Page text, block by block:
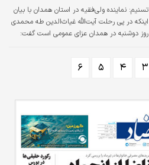
تسنیم: نماینده ولی‌فقیه در استان همدان با بیان
اینکه در پی رحلت آیت‌الله غیاث‌الدین طه محمدی
روز دوشنبه در همدان عزای عمومی است گفت:
۳ ۴ ۵ ۶